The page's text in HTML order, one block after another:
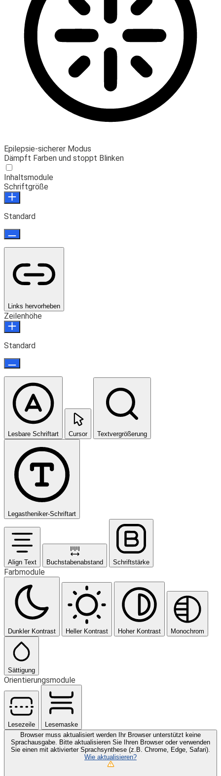
Epilepsie-sicherer Modus
Dämpft Farben und stoppt Blinken
Inhaltsmodule
Schriftgröße
Standard
Links hervorheben
Zeilenhöhe
Standard
Lesbare Schriftart Cursor Textvergrößerung
Legastheniker-Schriftart
Align Text Buchstabenabstand Schriftstärke
Farbmodule
Dunkler Kontrast Heller Kontrast Hoher Kontrast Monochrom
Sättigung
Orientierungsmodule
Lesezeile
Lesemaske
Browser muss aktualisiert werden
Ihr Browser unterstützt keine
Sprachausgabe. Bitte aktualisieren Sie Ihren Browser oder verwenden
Sie einen mit aktivierter Sprachsynthese (z.B. Chrome, Edge, Safari).
Wie aktualisieren?